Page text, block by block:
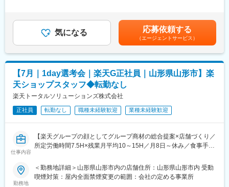
く、早期に独り立ちが可能です。
◇事業づくりに携われるやりがい
後発キャリアだからこそ柔軟で風通しがよく、改善提案や企画が
店舗運営に活かされやすい文化があります。
■キャリアパス：
スタッフ（R CREW）から店長を経てRSV（スーパーバイザー）
へステップアップが可能です。RSV経験後はマネジメントや本部
への異動の道もあり、長期的にキャリア形成ができます。まずは
重視し、相談しやすく協力し合える職場環境です。
当社は2023年2月に設立された楽天グループ100％出資の新会社
で、事業運営に必要な企画、立ち上げ、コンサルティング、オペ
・未経験の方も歓迎！充実した研修制度あり
【選考会の概要】
・形式： Web開催（事前に企業セミナー動画をご視聴いただきま
す）
・内容： 面接（25分×2回 現場面接/HR面接）
7/2（木）17:00～20:30
7/5（日）11:00～14:30
7/14（火）17:00～20:30
7/16（木）17:00～20:30
7/21（火）17:00～20:30
7/23（木）17:00～20:30
ます。月給(月額)は固定手当を含めた表記です。
気になる 応募依頼する
（エージェントサービス）
【7月｜1day選考会｜楽天G正社員｜山形県山形市】楽
天ショップスタッフ◆転勤なし
楽天トータルソリューションズ株式会社
正社員 転勤なし 職種未経験歓迎 業種未経験歓迎
仕事内容
【楽天グループの顔としてグループ商材の総合提案×店舗づくり／
所定労働時間7.5H×残業月平均10～15H／月8日～休み／食事手当
楽天モバイルショップに来店されるお客様へ、スマートフォン・
料金プラン・楽天カード・楽天市場・楽天ポイントなど、楽天経
勤務地
＜勤務地詳細＞山形県山形市内の店舗住所：山形県山形市内 受動
喫煙対策：屋内全面禁煙変更の範囲：会社の定める事業所